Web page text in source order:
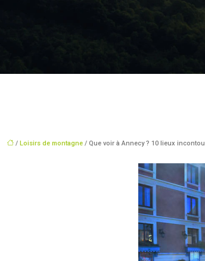
/ Loisirs de montagne / Que voir à Annecy ? 10 lieux